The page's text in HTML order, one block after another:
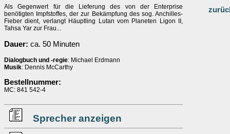
Als Gegenwert für die Lieferung des von der Enterprise
benötigten Impfstoffes, der zur Bekämpfung des sog. Anchilles-
Fieber dient, verlangt Häuptling Lutan vom Planeten Ligon II,
Tahsa Yar zur Frau...
Dauer: ca. 50 Minuten
Dialogbuch und -regie: Michael Erdmann
Musik: Dennis McCarthy
Bestellnummer:
MC: 841 542-4
Sprecher anzeigen